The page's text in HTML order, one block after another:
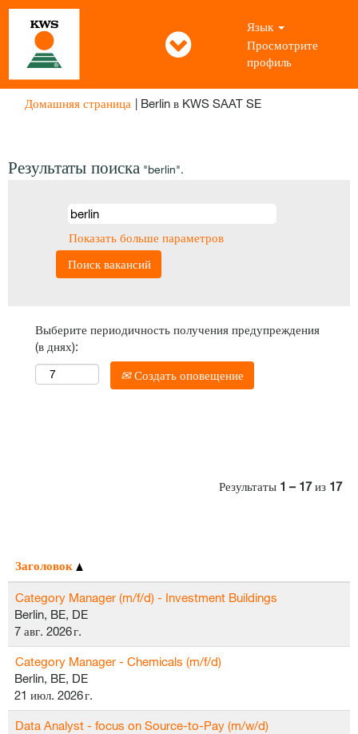
Язык
Просмотрите
профиль
Домашняя страница | Berlin в KWS SAAT SE(текущая
Результаты поиска "berlin".
Показать больше параметров
Выберите периодичность получения предупреждения
(в днях):
Создать оповещение
Результаты 1 – 17из 17
Заголовок
Category Manager (m/f/d) - Investment Buildings
Berlin, BE, DE
7 авг. 2026 г.
Category Manager - Chemicals (m/f/d)
Berlin, BE, DE
21 июл. 2026 г.
Data Analyst - focus on Source-to-Pay (m/w/d)